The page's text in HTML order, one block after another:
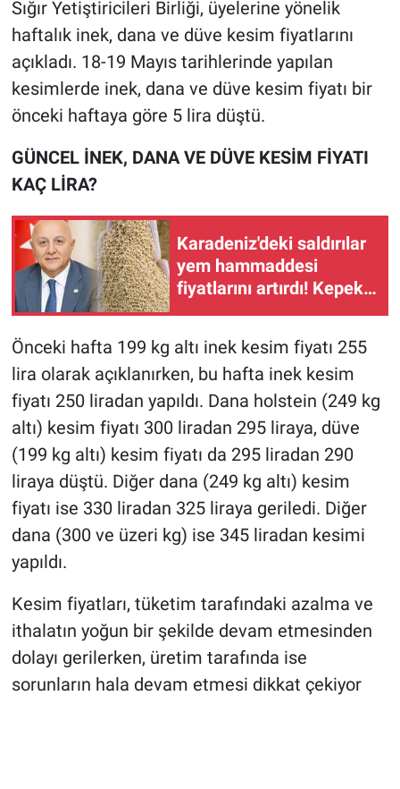
Sığır Yetiştiricileri Birliği, üyelerine yönelik
haftalık inek, dana ve düve kesim fiyatlarını
açıkladı. 18-19 Mayıs tarihlerinde yapılan
kesimlerde inek, dana ve düve kesim fiyatı bir
önceki haftaya göre 5 lira düştü.
GÜNCEL İNEK, DANA VE DÜVE KESİM FİYATI
KAÇ LİRA?
Karadeniz'deki saldırılar
yem hammaddesi
fiyatlarını artırdı! Kepek
ve küspeye zam geldi
Önceki hafta 199 kg altı inek kesim fiyatı 255
lira olarak açıklanırken, bu hafta inek kesim
fiyatı 250 liradan yapıldı. Dana holstein (249 kg
altı) kesim fiyatı 300 liradan 295 liraya, düve
(199 kg altı) kesim fiyatı da 295 liradan 290
liraya düştü. Diğer dana (249 kg altı) kesim
fiyatı ise 330 liradan 325 liraya geriledi. Diğer
dana (300 ve üzeri kg) ise 345 liradan kesimi
yapıldı.
Kesim fiyatları, tüketim tarafındaki azalma ve
ithalatın yoğun bir şekilde devam etmesinden
dolayı gerilerken, üretim tarafında ise
sorunların hala devam etmesi dikkat çekiyor